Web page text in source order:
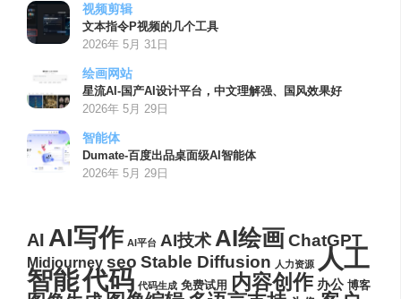
视频剪辑
文本指令P视频的几个工具
2026年 5月 31日
绘画网站
星流AI-国产AI设计平台，中文理解强、国风效果好
2026年 5月 29日
智能体
Dumate-百度出品桌面级AI智能体
2026年 5月 29日
AI AI写作 AI平台 AI技术 AI绘画ChatGPT
Midjourney seo Stable Diffusion 人力资源 人工
智能代码 代码生成 免费试用 内容创作 办公 博客